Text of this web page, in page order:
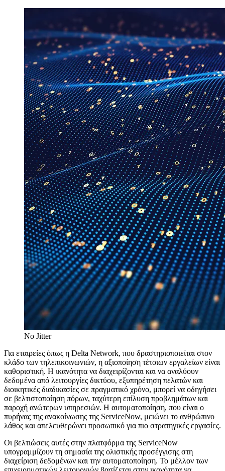
No Jitter
Για εταιρείες όπως η Delta Network, που δραστηριοποιείται στον
κλάδο των τηλεπικοινωνιών, η αξιοποίηση τέτοιων εργαλείων είναι
καθοριστική. Η ικανότητα να διαχειρίζονται και να αναλύουν
δεδομένα από λειτουργίες δικτύου, εξυπηρέτηση πελατών και
διοικητικές διαδικασίες σε πραγματικό χρόνο, μπορεί να οδηγήσει
σε βελτιστοποίηση πόρων, ταχύτερη επίλυση προβλημάτων και
παροχή ανώτερων υπηρεσιών. Η αυτοματοποίηση, που είναι ο
πυρήνας της ανακοίνωσης της ServiceNow, μειώνει το ανθρώπινο
λάθος και απελευθερώνει προσωπικό για πιο στρατηγικές εργασίες.
Οι βελτιώσεις αυτές στην πλατφόρμα της ServiceNow
υπογραμμίζουν τη σημασία της ολιστικής προσέγγισης στη
διαχείριση δεδομένων και την αυτοματοποίηση. Το μέλλον των